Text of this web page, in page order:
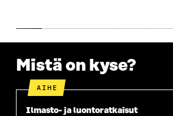
Mistä on kyse?
AIHE
Ilmasto- ja luontoratkaisut